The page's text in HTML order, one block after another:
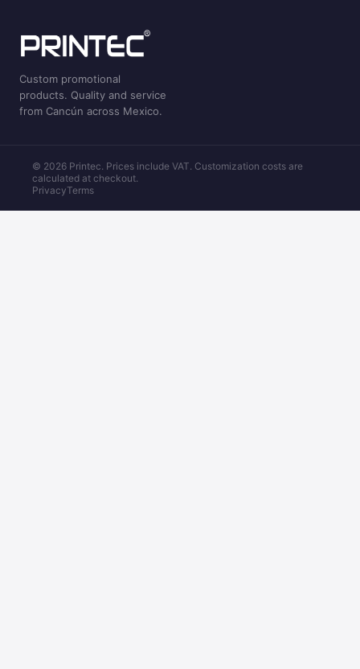
Custom promotional
products. Quality and service
from Cancún across Mexico.
© 2026 Printec. Prices include VAT. Customization costs are
calculated at checkout.
PrivacyTerms